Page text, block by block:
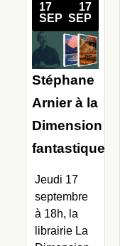
17
SEP
17
SEP
Stéphane
Arnier à la
Dimension
fantastique
Jeudi 17
septembre
à 18h, la
librairie La